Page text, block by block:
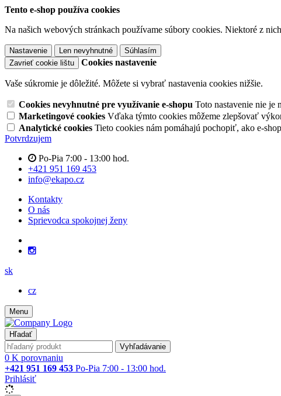
Tento e-shop používa cookies
Na našich webových stránkach používame súbory cookies. Niektoré z
Nastavenie Len nevyhnutné
Súhlasím
Zavrieť cookie lištu
Cookies nastavenie
Vaše súkromie je dôležité. Môžete si vybrať nastavenia cookies nižšie.
Cookies nevyhnutné pre využívanie e-shopu Toto nastavenie nie je
Marketingové cookies Vďaka týmto cookies môžeme zlepšovať
Analytické cookies Tieto cookies nám pomáhajú pochopiť, ako e-
Potvrdzujem
Po-Pia 7:00 - 13:00 hod.
+421 951 169 453
info@ekapo.cz
Kontakty
O nás
Sprievodca spokojnej ženy
sk
cz
Menu
Hľadať
Vyhľadávanie
0 K porovnaniu
+421 951 169 453 Po-Pia 7:00 - 13:00 hod.
Prihlásiť